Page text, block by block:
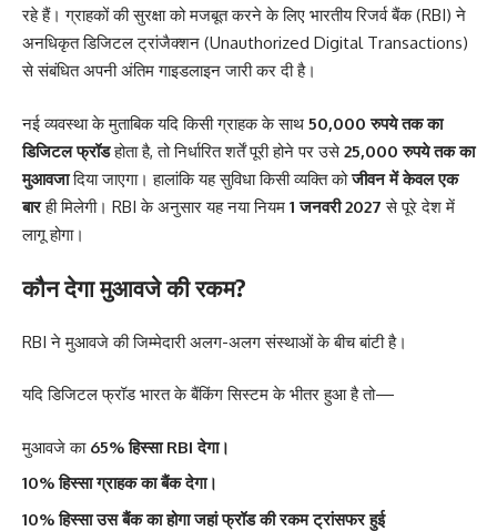
रहे हैं। ग्राहकों की सुरक्षा को मजबूत करने के लिए भारतीय रिजर्व बैंक (RBI) ने
अनधिकृत डिजिटल ट्रांजैक्शन (Unauthorized Digital Transactions)
से संबंधित अपनी अंतिम गाइडलाइन जारी कर दी है।
नई व्यवस्था के मुताबिक यदि किसी ग्राहक के साथ 50,000 रुपये तक का
डिजिटल फ्रॉडहोता है, तो निर्धारित शर्तें पूरी होने पर उसे25,000 रुपये तक का
मुआवजादिया जाएगा। हालांकि यह सुविधा किसी व्यक्ति कोजीवन में केवल एक
बारही मिलेगी। RBI के अनुसार यह नया नियम 1 जनवरी 2027 से पूरे देश में
लागू होगा।
कौन देगा मुआवजे की रकम?
RBI ने मुआवजे की जिम्मेदारी अलग-अलग संस्थाओं के बीच बांटी है।
यदि डिजिटल फ्रॉड भारत के बैंकिंग सिस्टम के भीतर हुआ है तो—
मुआवजे का 65% हिस्सा RBI देगा।
10% हिस्सा ग्राहक का बैंक देगा।
10% हिस्सा उस बैंक का होगा जहां फ्रॉड की रकम ट्रांसफर हुई